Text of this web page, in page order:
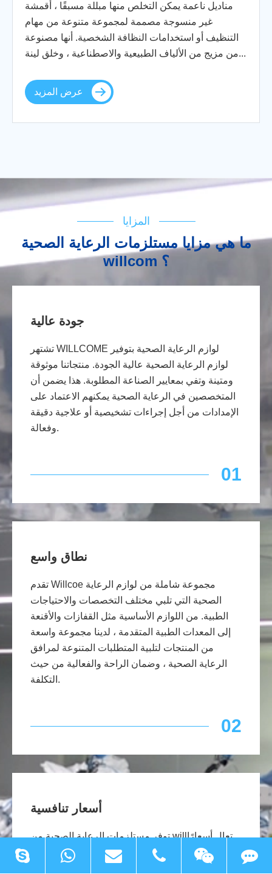
مناديل ناعمة يمكن التخلص منها مبللة مسبقًا ، أقمشة
غير منسوجة مصممة لمجموعة متنوعة من مهام
التنظيف أو استخدامات النظافة الشخصية. أنها مصنوعة
من مزيج من الألياف الطبيعية والاصطناعية ، وخلق لينة...
المزايا
ما هي مزايا مستلزمات الرعاية الصحية
willcom ؟
جودة عالية
تشتهر WILLCOME لوازم الرعاية الصحية بتوفير
لوازم الرعاية الصحية عالية الجودة. منتجاتنا موثوقة
ومتينة وتفي بمعايير الصناعة المطلوبة. هذا يضمن أن
المتخصصين في الرعاية الصحية يمكنهم الاعتماد على
الإمدادات من أجل إجراءات تشخيصية أو علاجية دقيقة
وفعالة.
01
نطاق واسع
تقدم Willcoe مجموعة شاملة من لوازم الرعاية
الصحية التي تلبي مختلف التخصصات والاحتياجات
الطبية. من اللوازم الأساسية مثل القفازات والأقنعة
إلى المعدات الطبية المتقدمة ، لدينا مجموعة واسعة
من المنتجات لتلبية المتطلبات المتنوعة لمرافق
الرعاية الصحية ، وضمان الراحة والفعالية من حيث
التكلفة.
02
أسعار تنافسية
توفر مستلزمات الرعاية الصحية من willتعال أسعارًا
تنافسية لمنتجاتها. وهذا يسمح لمرافق الرعاية الصحية